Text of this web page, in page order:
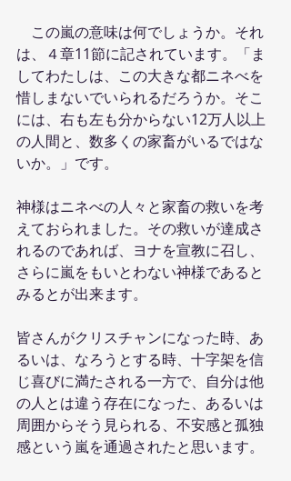
この嵐の意味は何でしょうか。それ
は、４章11節に記されています。「ま
してわたしは、この大きな都ニネべを
惜しまないでいられるだろうか。そこ
には、右も左も分からない12万人以上
の人間と、数多くの家畜がいるではな
いか。」です。
神様はニネべの人々と家畜の救いを考
えておられました。その救いが達成さ
れるのであれば、ヨナを宣教に召し、
さらに嵐をもいとわない神様であると
みるとが出来ます。
皆さんがクリスチャンになった時、あ
るいは、なろうとする時、十字架を信
じ喜びに満たされる一方で、自分は他
の人とは違う存在になった、あるいは
周囲からそう見られる、不安感と孤独
感という嵐を通過されたと思います。